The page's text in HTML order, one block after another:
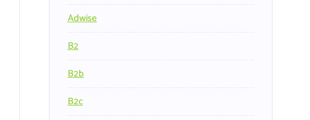
Adwise
B2
B2b
B2c